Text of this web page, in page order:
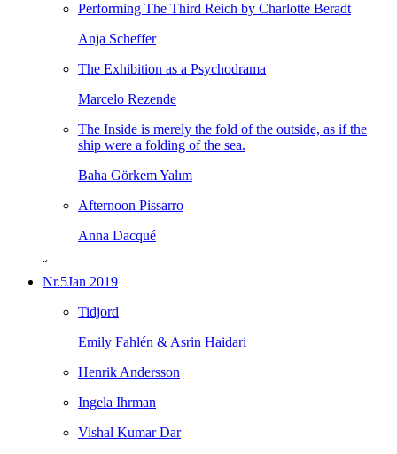
Performing The Third Reich by Charlotte Beradt
Anja Scheffer
The Exhibition as a Psychodrama
Marcelo Rezende
The Inside is merely the fold of the outside, as if the
ship were a folding of the sea.
Baha Görkem Yalım
Afternoon Pissarro
Anna Dacqué
ˇ
Nr.5Jan 2019
Tidjord
Emily Fahlén & Asrin Haidari
Henrik Andersson
Ingela Ihrman
Vishal Kumar Dar